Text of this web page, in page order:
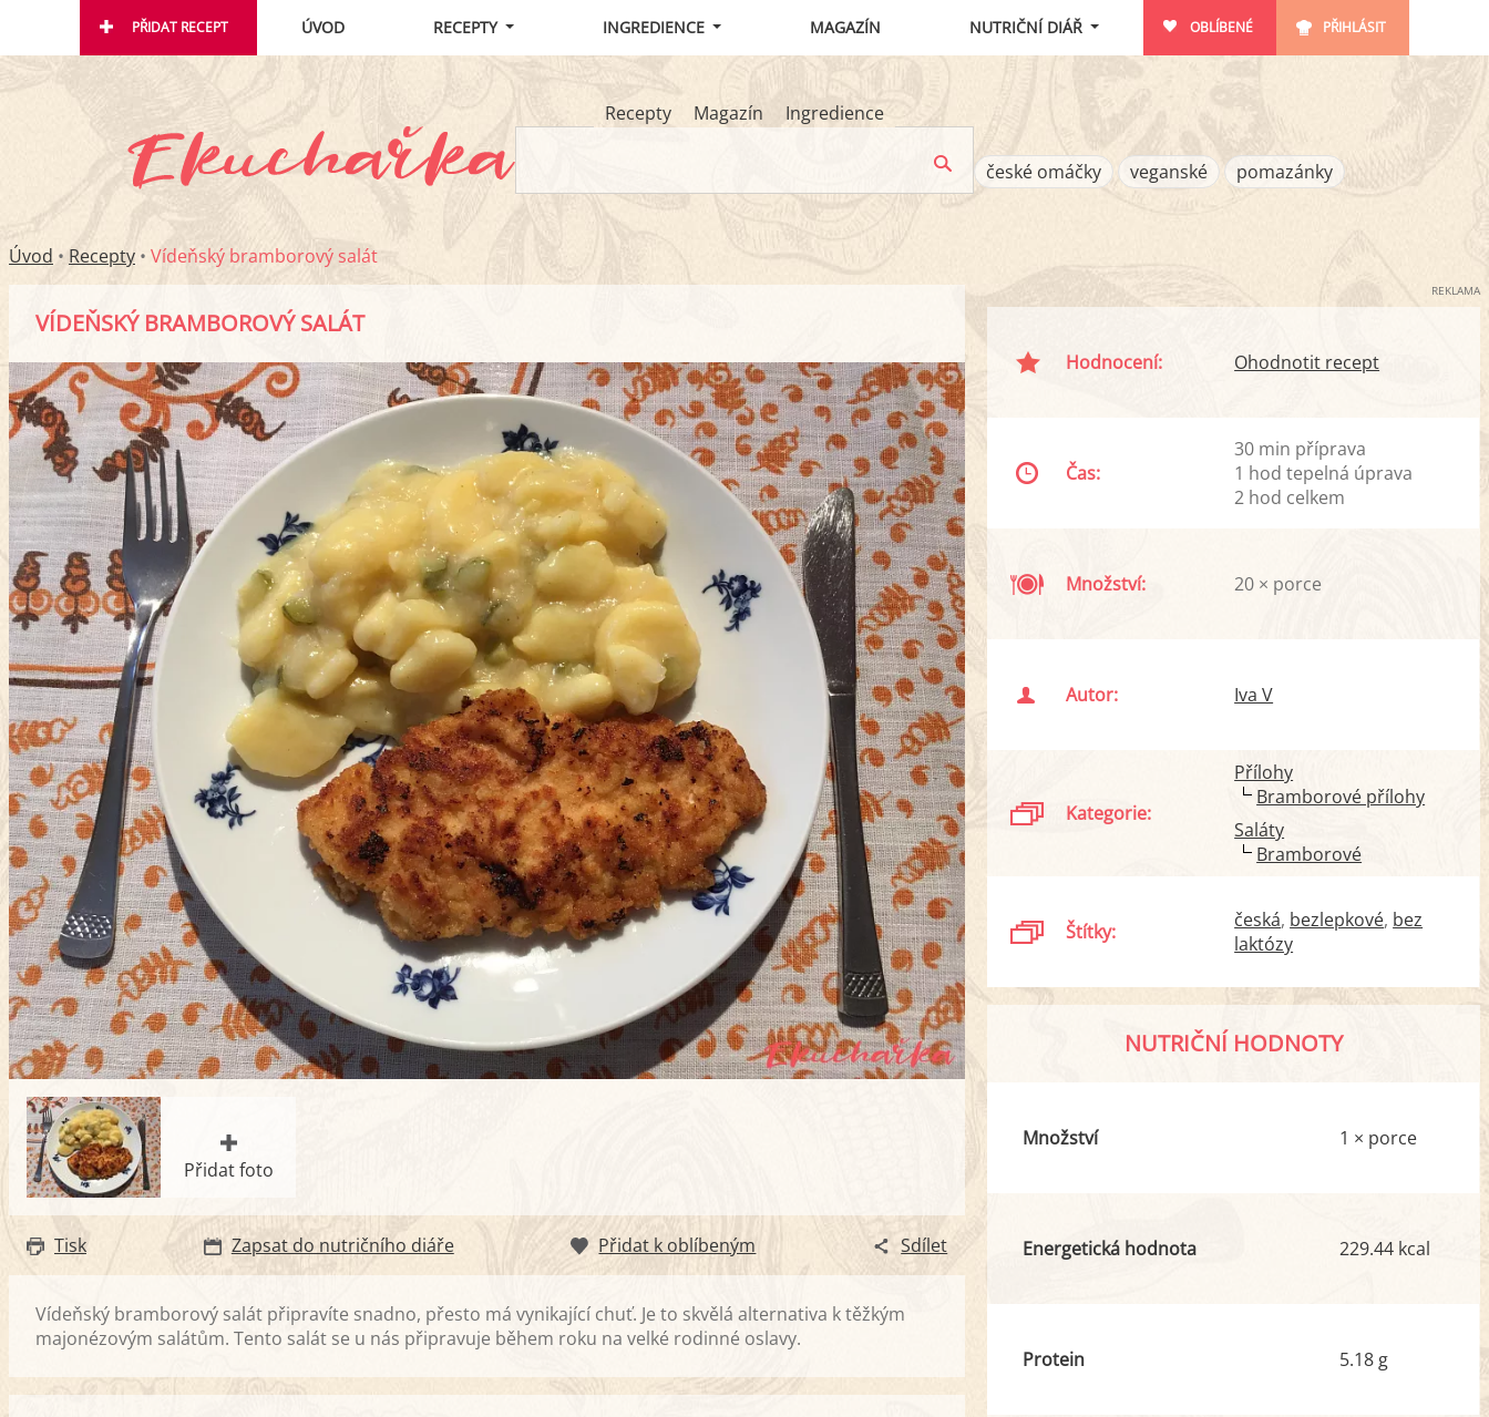
PŘIDAT RECEPT ÚVOD RECEPTY INGREDIENCE MAGAZÍN NUTRIČNÍ DIÁŘ OBLÍBENÉ PŘIHLÁSIT
Recepty Magazín Ingredience
české omáčky veganské pomazánky
Úvod • Recepty • Vídeňský bramborový salát
VÍDEŇSKÝ BRAMBOROVÝ SALÁT
Přidat foto
Tisk Zapsat do nutričního diáře Přidat k oblíbeným Sdílet
Vídeňský bramborový salát připravíte snadno, přesto má vynikající chuť. Je to skvělá alternativa k těžkým
majonézovým salátům. Tento salát se u nás připravuje během roku na velké rodinné oslavy.
REKLAMA
Hodnocení: Ohodnotit recept
Čas:
30 min příprava
1 hod tepelná úprava
2 hod celkem
Množství: 20 × porce
Autor: Iva V
Kategorie:
Přílohy
Bramborové přílohy
Saláty
Bramborové
Štítky: česká bezlepkové bez
laktózy
NUTRIČNÍ HODNOTY
Množství 1 × porce
Energetická hodnota 229.44 kcal
Protein 5.18 g